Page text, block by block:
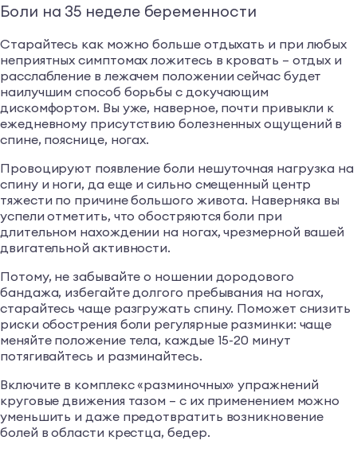
Боли на 35 неделе беременности
Старайтесь как можно больше отдыхать и при любых
неприятных симптомах ложитесь в кровать – отдых и
расслабление в лежачем положении сейчас будет
наилучшим способ борьбы с докучающим
дискомфортом. Вы уже, наверное, почти привыкли к
ежедневному присутствию болезненных ощущений в
спине, пояснице, ногах.
Провоцируют появление боли нешуточная нагрузка на
спину и ноги, да еще и сильно смещенный центр
тяжести по причине большого живота. Наверняка вы
успели отметить, что обостряются боли при
длительном нахождении на ногах, чрезмерной вашей
двигательной активности.
Потому, не забывайте о ношении дородового
бандажа, избегайте долгого пребывания на ногах,
старайтесь чаще разгружать спину. Поможет снизить
риски обострения боли регулярные разминки: чаще
меняйте положение тела, каждые 15-20 минут
потягивайтесь и разминайтесь.
Включите в комплекс «разминочных» упражнений
круговые движения тазом – с их применением можно
уменьшить и даже предотвратить возникновение
болей в области крестца, бедер.